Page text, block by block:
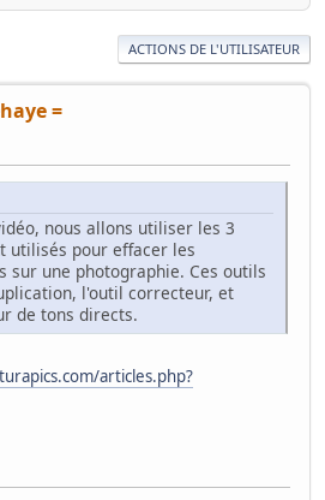
ACTIONS DE L'UTILISATEUR
=
nous allons utiliser les 3
utilisés pour effacer les
sur une photographie. Ces outils
l'outil correcteur, et
de tons directs.
articles.php?